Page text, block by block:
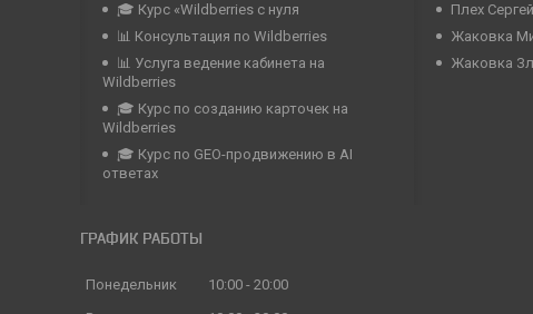
🎓 Курс «Wildberries с нуля
📊 Консультация по Wildberries
📊 Услуга ведение кабинета на
Wildberries
🎓 Курс по созданию карточек на
Wildberries
🎓 Курс по GEO-продвижению в AI
ответах
Плех
Жаковка
Жаковка
ГРАФИК РАБОТЫ
Понедельник 10:00
20:00